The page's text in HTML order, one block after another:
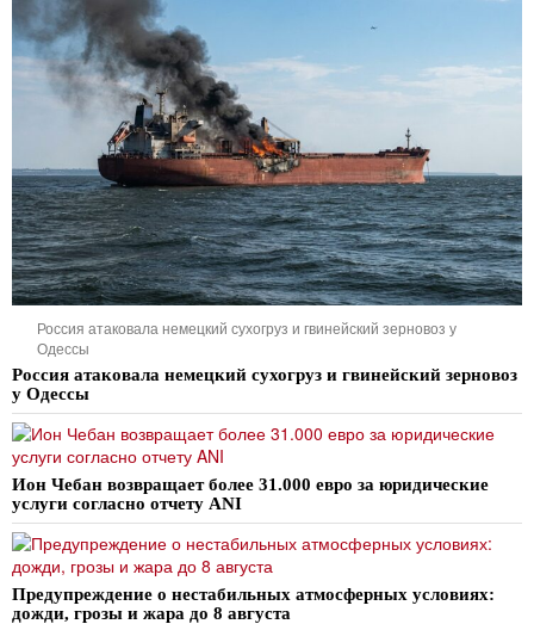
Россия атаковала немецкий сухогруз и гвинейский зерновоз у
Одессы
Россия атаковала немецкий сухогруз и гвинейский зерновоз
у Одессы
Ион Чебан возвращает более 31.000 евро за юридические
услуги согласно отчету ANI
Предупреждение о нестабильных атмосферных условиях:
дожди, грозы и жара до 8 августа